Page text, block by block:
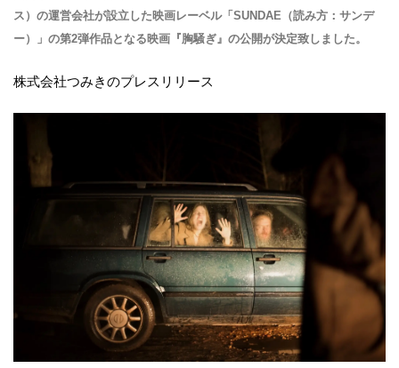
ス）の運営会社が設立した映画レーベル「SUNDAE（読み方：サンデ
ー）」の第2弾作品となる映画『胸騒ぎ』の公開が決定致しました。
株式会社つみきのプレスリリース